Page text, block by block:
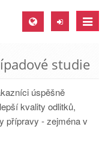
Toggle
studie
úspěšně
kvality odlitků,
přípravy - zejména v